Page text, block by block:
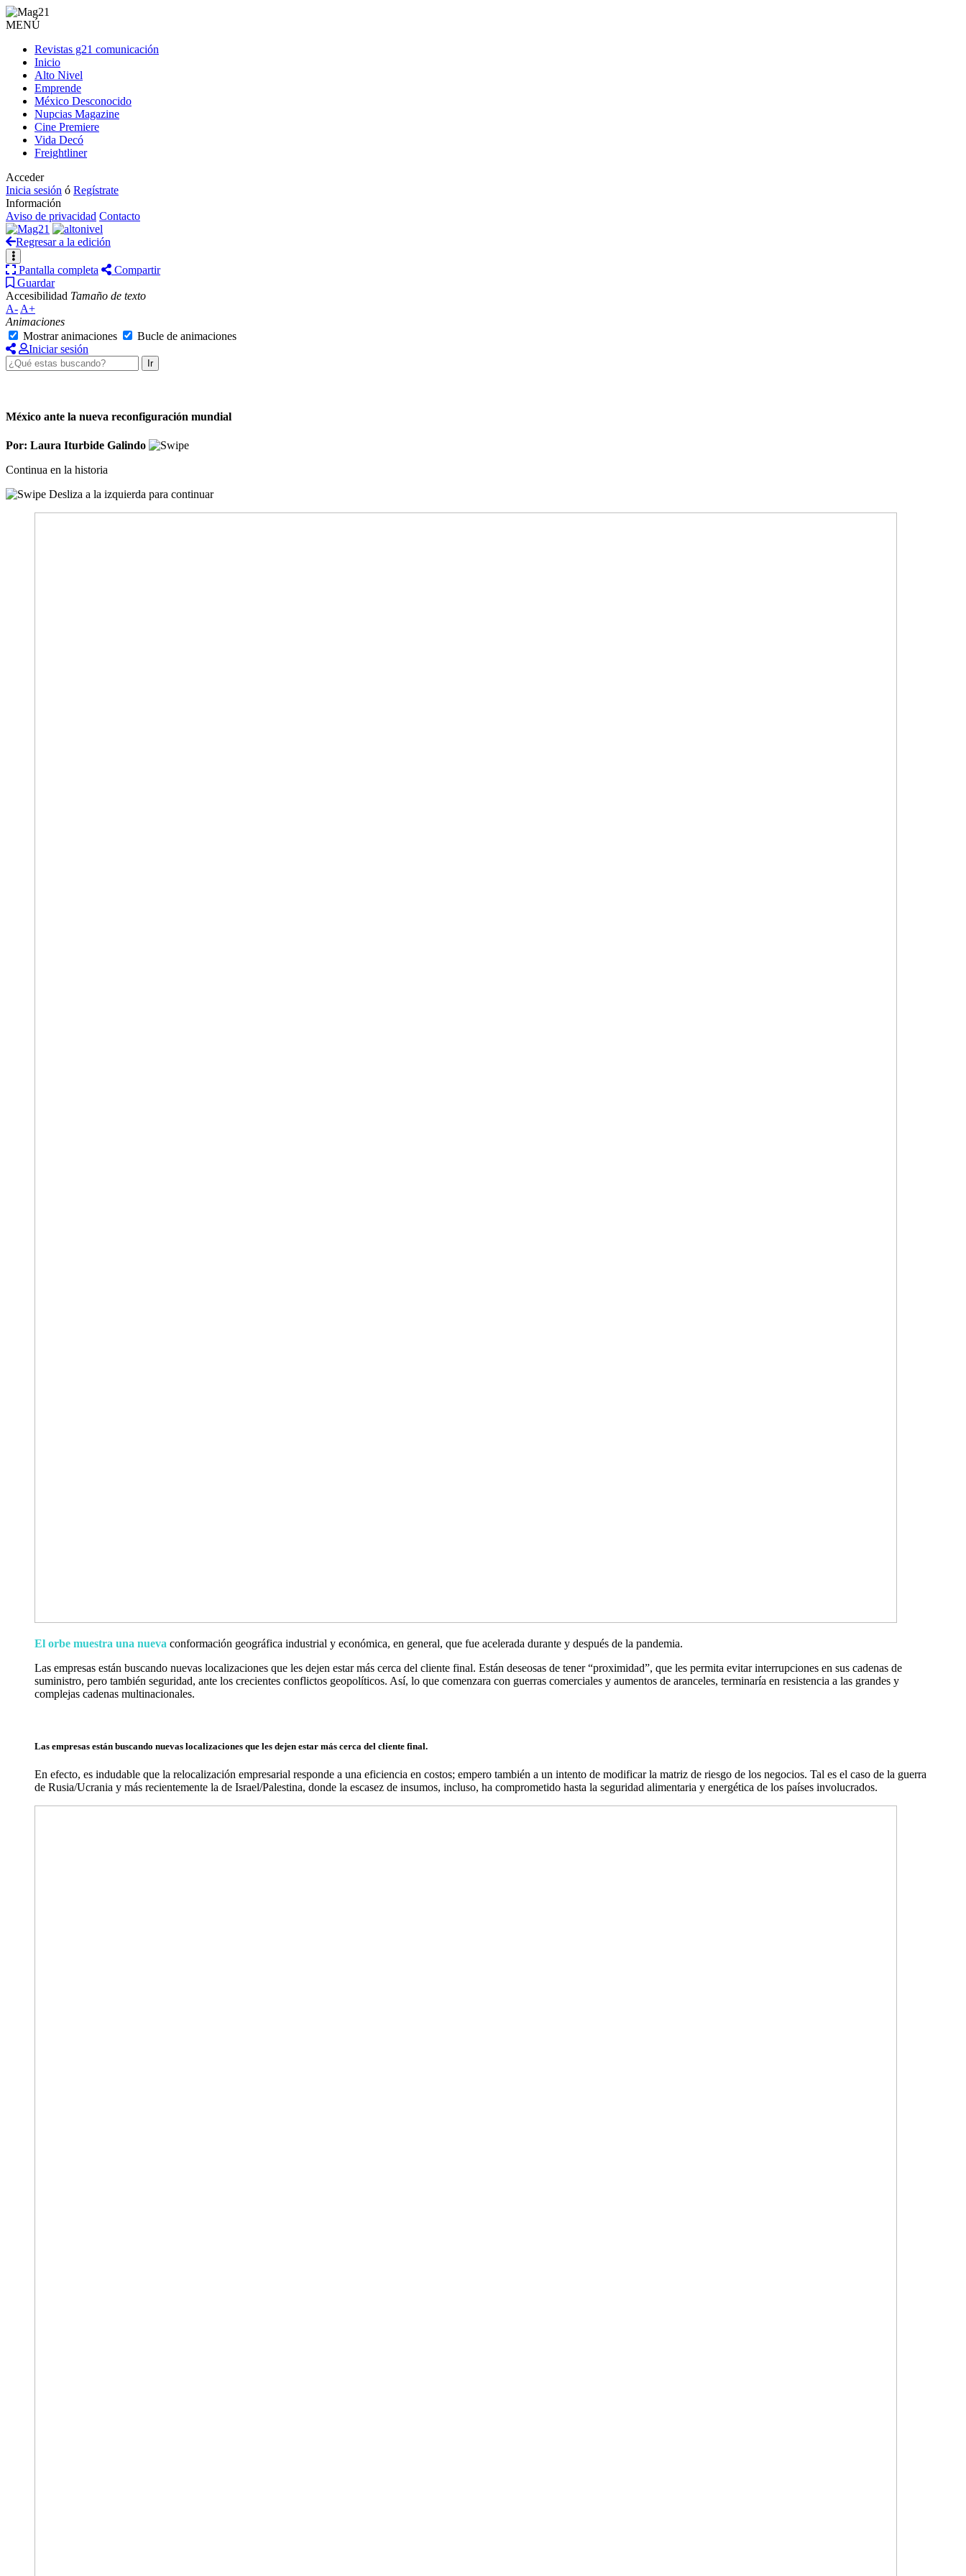
MENÚ
Revistas g21 comunicación
Inicio
Alto Nivel
Emprende
México Desconocido
Nupcias Magazine
Cine Premiere
Vida Decó
Freightliner
Acceder
Inicia sesión ó Regístrate
Información
Aviso de privacidad Contacto
Regresar a la edición
Pantalla completa
Compartir
Guardar
Accesibilidad Tamaño de texto
A- A+
Animaciones
Mostrar animaciones
Bucle de animaciones
Iniciar sesión
Ir
México ante la nueva reconfiguración mundial
Por: Laura Iturbide Galindo
Continua en la historia
Desliza a la izquierda para continuar
El orbe muestra una nueva conformación geográfica industrial y económica, en general, que fue acelerada durante y después de la pandemia.
Las empresas están buscando nuevas localizaciones que les dejen estar más cerca del cliente final. Están deseosas de tener “proximidad”, que les permita evitar interrupciones en sus cadenas de
suministro, pero también seguridad, ante los crecientes conflictos geopolíticos. Así, lo que comenzara con guerras comerciales y aumentos de aranceles, terminaría en resistencia a las grandes y
complejas cadenas multinacionales.
Las empresas están buscando nuevas localizaciones que les dejen estar más cerca del cliente final.
En efecto, es indudable que la relocalización empresarial responde a una eficiencia en costos; empero también a un intento de modificar la matriz de riesgo de los negocios. Tal es el caso de la guerra
de Rusia/Ucrania y más recientemente la de Israel/Palestina, donde la escasez de insumos, incluso, ha comprometido hasta la seguridad alimentaria y energética de los países involucrados.